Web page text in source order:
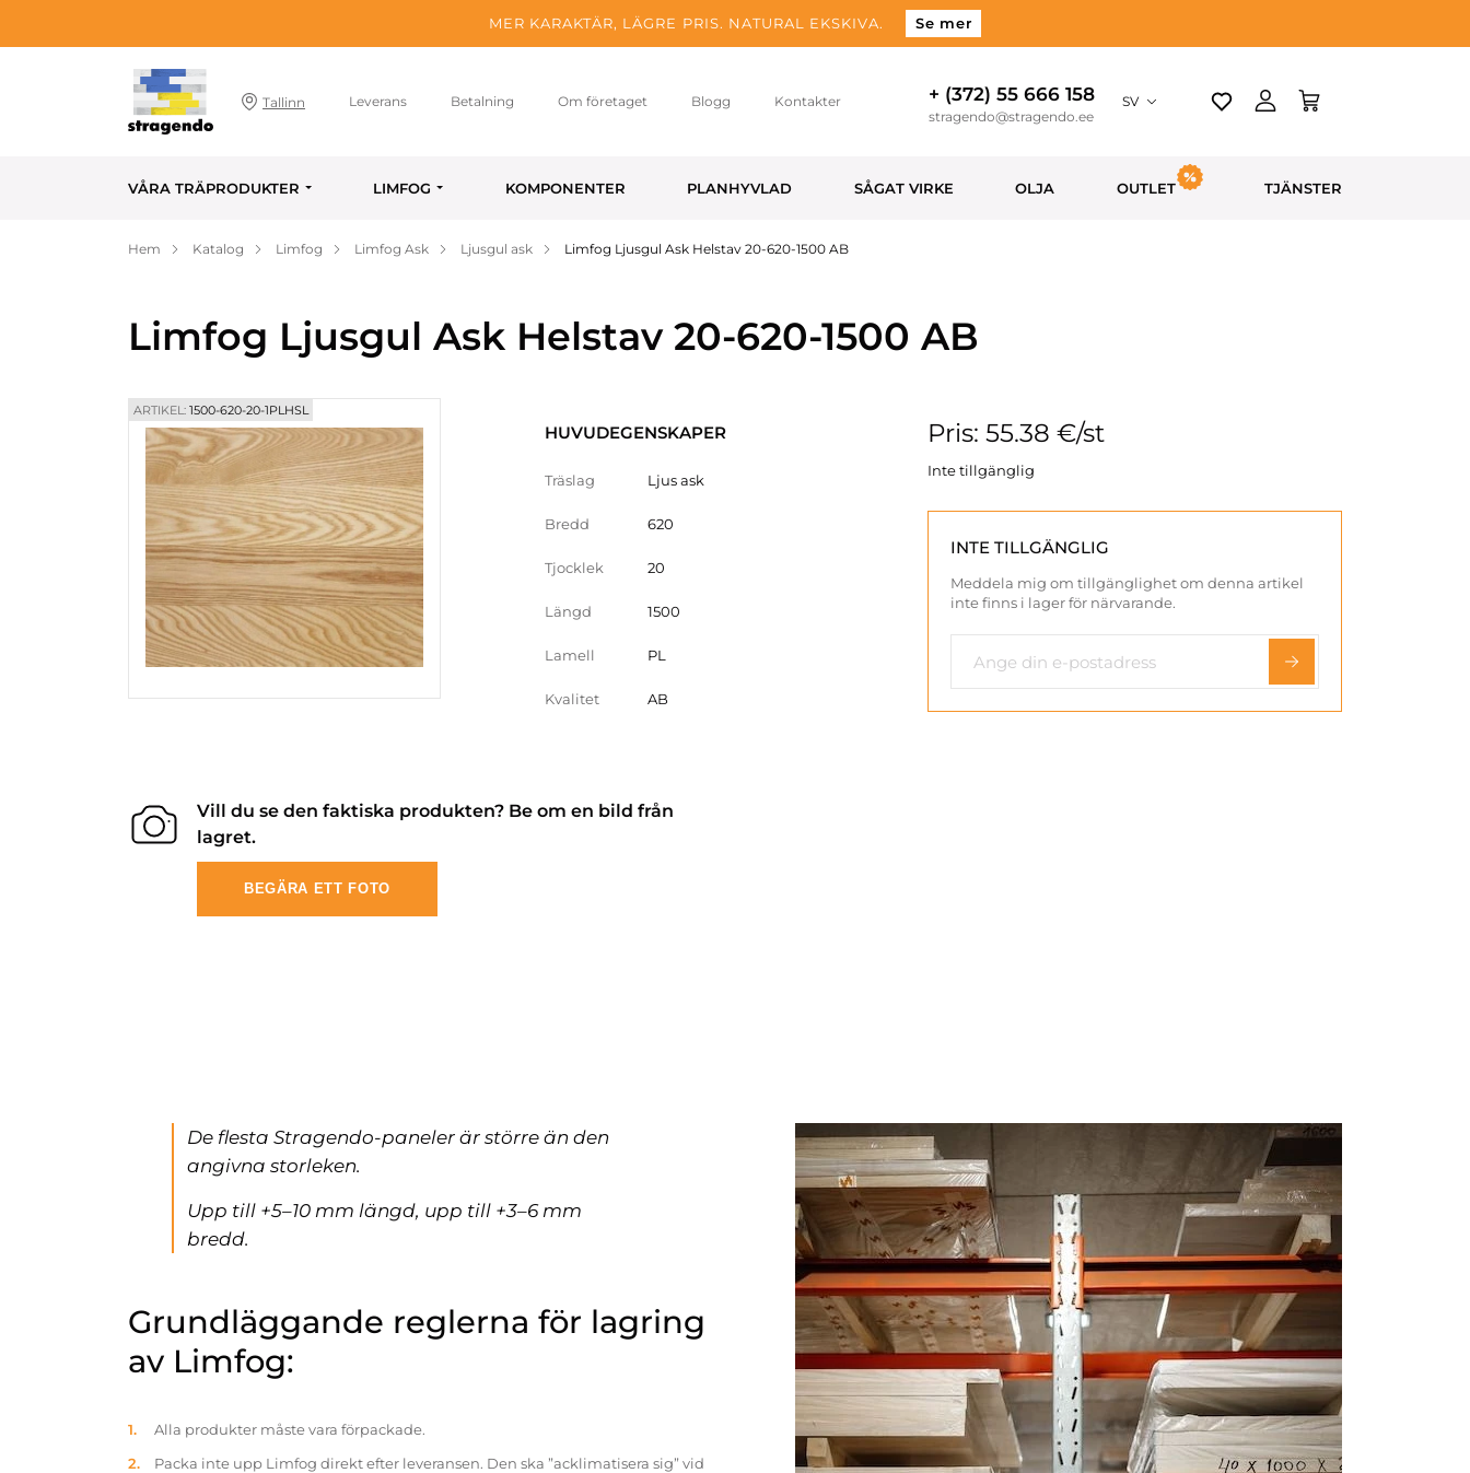
MER KARAKTÄR, LÄGRE PRIS. NATURAL EKSKIVA. Se mer
Tallinn Leverans Betalning Om företaget Blogg Kontakter + (372) 55 666 158
stragendo@stragendo.ee
SV
VÅRA TRÄPRODUKTER LIMFOG KOMPONENTER PLANHYVLAD SÅGAT VIRKE OLJA OUTLET TJÄNSTER
Hem Katalog Limfog Limfog Ask Ljusgul ask Limfog Ljusgul Ask Helstav 20-620-1500 AB
Limfog Ljusgul Ask Helstav 20-620-1500 AB
ARTIKEL: 1500-620-20-1PLHSL
HUVUDEGENSKAPER
Träslag Ljus ask
Bredd 620
Tjocklek 20
Längd 1500
Lamell PL
Kvalitet AB
Pris: 55.38 €/st
Inte tillgänglig
INTE TILLGÄNGLIG
Meddela mig om tillgänglighet om denna artikel
inte finns i lager för närvarande.
Vill du se den faktiska produkten? Be om en bild från
lagret.
BEGÄRA ETT FOTO
De flesta Stragendo-paneler är större än den
angivna storleken.
Upp till +5–10 mm längd, upp till +3–6 mm
bredd.
Grundläggande reglerna för lagring
av Limfog:
Alla produkter måste vara förpackade.
Packa inte upp Limfog direkt efter leveransen. Den ska ”acklimatisera sig” vid